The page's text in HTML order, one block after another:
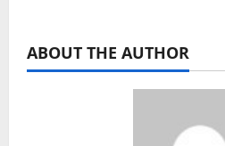
ABOUT THE AUTHOR